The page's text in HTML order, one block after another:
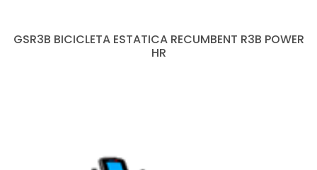
GSR3B BICICLETA ESTATICA RECUMBENT R3B POWER
HR